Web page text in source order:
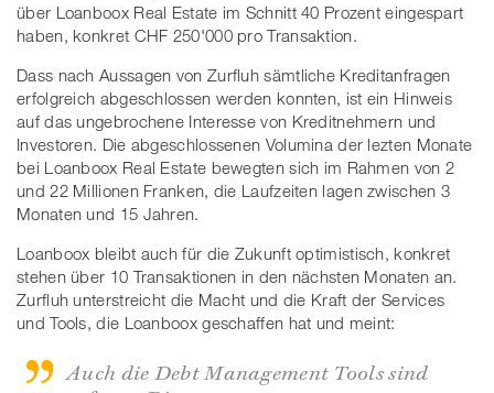
über Loanboox Real Estate im Schnitt 40 Prozent eingespart
haben, konkret CHF 250'000 pro Transaktion.
Dass nach Aussagen von Zurfluh sämtliche Kreditanfragen
erfolgreich abgeschlossen werden konnten, ist ein Hinweis
auf das ungebrochene Interesse von Kreditnehmern und
Investoren. Die abgeschlossenen Volumina der lezten Monate
bei Loanboox Real Estate bewegten sich im Rahmen von 2
und 22 Millionen Franken, die Laufzeiten lagen zwischen 3
Monaten und 15 Jahren.
Loanboox bleibt auch für die Zukunft optimistisch, konkret
stehen über 10 Transaktionen in den nächsten Monaten an.
Zurfluh unterstreicht die Macht und die Kraft der Services
und Tools, die Loanboox geschaffen hat und meint:
Auch die Debt Management Tools sind